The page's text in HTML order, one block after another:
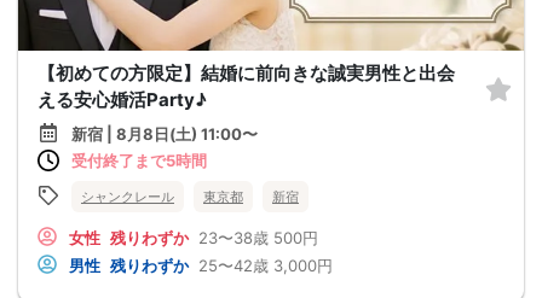
【初めての方限定】結婚に前向きな誠実男性と出会
える安心婚活Party♪
新宿 | 8月8日(土) 11:00〜
受付終了まで5時間
シャンクレール 東京都 新宿
女性 残りわずか 23〜38歳 500円
男性 残りわずか 25〜42歳 3,000円